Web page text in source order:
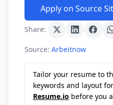
Apply on Source
Share:
Source: Arbeitnow
Tailor your resume to
keywords and layout
Resume.io before you